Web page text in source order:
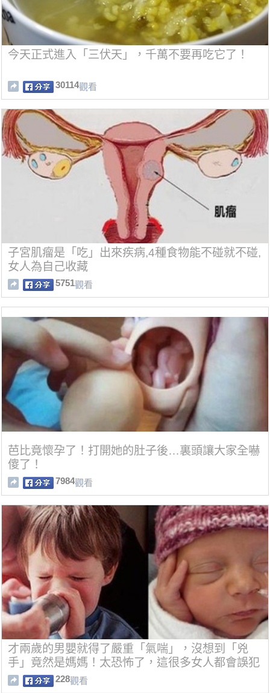
今天正式進入「三伏天」，千萬不要再吃它了！
30114觀看
子宮肌瘤是「吃」出來疾病,4種食物能不碰就不碰,
女人為自己收藏
5751觀看
芭比竟懷孕了！打開她的肚子後…裏頭讓大家全嚇
傻了！
7984觀看
才兩歲的男嬰就得了嚴重「氣喘」，沒想到「兇
手」竟然是媽媽！太恐怖了，這很多女人都會誤犯
阿！
228觀看